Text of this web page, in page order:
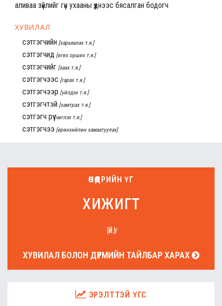
аливаа зүйлийг гүн ухааны үүднээс бясалган бодогч
ХУВИЛАЛ
сэтгэгчийн [харьяалах т.я.]
сэтгэгчид [өгөх орших т.я.]
сэтгэгчийг [заах т.я.]
сэтгэгчээс [гарах т.я.]
сэтгэгчээр [үйлдэх т.я.]
сэтгэгчтэй [хамтрах т.я.]
сэтгэгч рүү [чиглэх т.я.]
сэтгэгчээ [ерөнхийлөн хамаатуулах]
ӨНӨӨДРИЙН ҮГ
хижигт
[ҮЙ.Ү]
ХУВИЛАЛ БОЛОН ДҮРМИЙН ТАЙЛБАР ХАРАХ
ЭРЭЛТТЭЙ ҮГС